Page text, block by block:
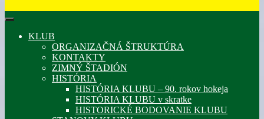
KLUB
ORGANIZAČNÁ ŠTRUKTÚRA
KONTAKTY
ZIMNÝ ŠTADIÓN
HISTÓRIA
HISTÓRIA KLUBU – 90. rokov hokeja
HISTÓRIA KLUBU v skratke
HISTORICKÉ BODOVANIE KLUBU